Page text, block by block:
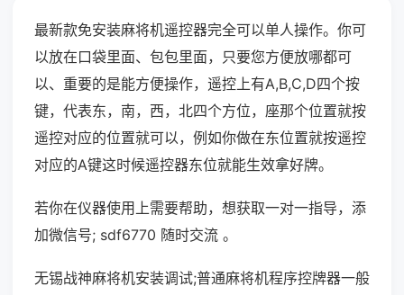
最新款免安装麻将机遥控器完全可以单人操作。你可
以放在口袋里面、包包里面，只要您方便放哪都可
以、重要的是能方便操作，遥控上有A,B,C,D四个按
键，代表东，南，西，北四个方位，座那个位置就按
遥控对应的位置就可以，例如你做在东位置就按遥控
对应的A键这时候遥控器东位就能生效拿好牌。
若你在仪器使用上需要帮助，想获取一对一指导，添
加微信号; sdf6770 随时交流 。
无锡战神麻将机安装调试;普通麻将机程序控牌器一般